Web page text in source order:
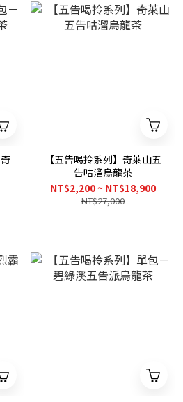
【五告喝拎系列】奇萊山五
告咕溜烏龍茶
NT$2,200 ~ NT$18,900
NT$27,000